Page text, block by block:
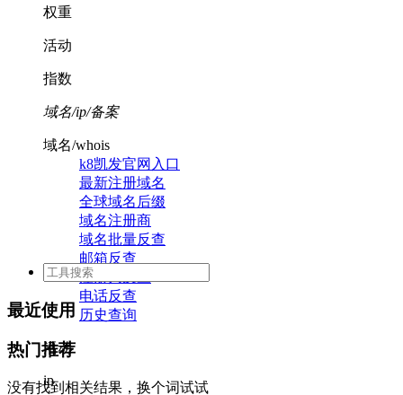
权重
活动
指数
域名/ip/备案
域名/whois
k8凯发官网入口
最新注册域名
全球域名后缀
域名注册商
域名批量反查
邮箱反查
注册人反查
电话反查
历史查询
活动
ip
最近使用
热门推荐
没有找到相关结果，换个词试试